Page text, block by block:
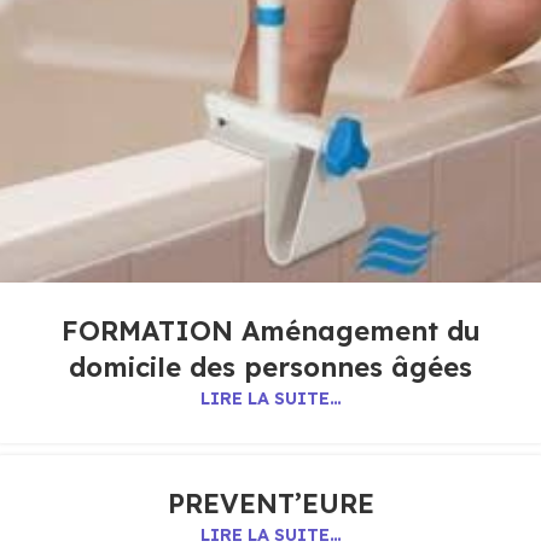
FORMATION Aménagement du
domicile des personnes âgées
LIRE LA SUITE…
PREVENT’EURE
LIRE LA SUITE…